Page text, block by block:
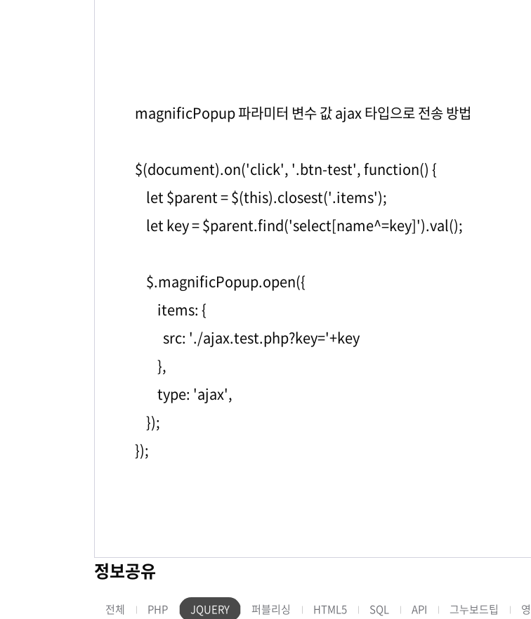
magnificPopup 파라미터 변수 값 ajax 타입으로 전송 방법
$(document).on('click', '.btn-test', function() {
let $parent = $(this).closest('.items');
let key = $parent.find('select[name^=key]').val();
$.magnificPopup.open({
items: {
src: './ajax.test.php?key='+key
},
type: 'ajax',
});
});
정보공유
전체 PHP JQUERY 퍼블리싱 HTML5 SQL API 그누보드팁